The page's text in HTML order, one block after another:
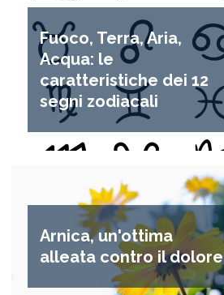
Fuoco, Terra, Aria,
Acqua: le
caratteristiche dei 12
segni zodiacali
Arnica, un'ottima
alleata contro il dolore